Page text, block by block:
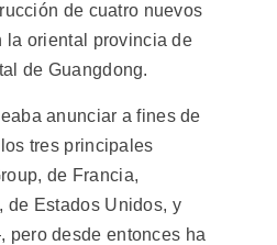
de cuatro nuevos
la oriental provincia de
de Guangdong.
anunciar a fines de
tres principales
de Francia,
de Estados Unidos, y
desde entonces ha